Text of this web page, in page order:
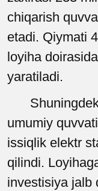
chiqarish
etadi. Qiymati
loyiha
yaratiladi.
umumiy
issiqlik elektr
qilindi.
investisiya jalb